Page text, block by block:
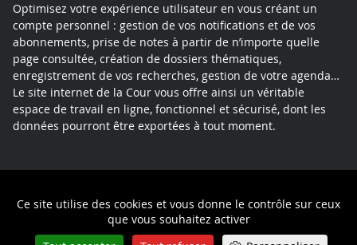
Ce site utilise des cookies et vous donne le contrôle sur ceux
que vous souhaitez activer
Optimisez votre expérience utilisateur en vous créant un
compte personnel : gestion de vos notifications et de vos
abonnements, prise de notes à partir de n’importe quelle
page consultée, création de dossiers thématiques,
enregistrement de vos recherches, gestion de votre agenda…
Le site internet de la Cour vous offre ainsi un véritable
espace de travail en ligne, fonctionnel et sécurisé, dont les
données pourront être exportées à tout moment.
Politique de confidentialité